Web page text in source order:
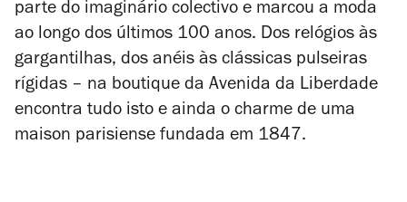
parte do imaginário colectivo e marcou a moda
ao longo dos últimos 100 anos. Dos relógios às
gargantilhas, dos anéis às clássicas pulseiras
rígidas – na boutique da Avenida da Liberdade
encontra tudo isto e ainda o charme de uma
maison parisiense fundada em 1847.